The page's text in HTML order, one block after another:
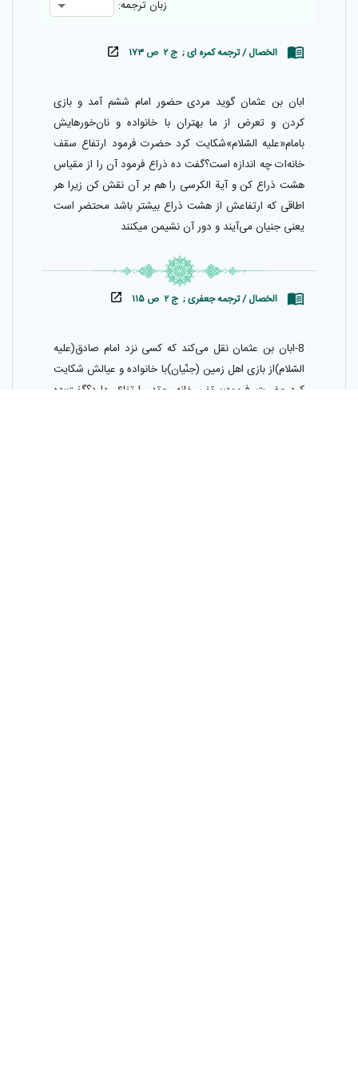
زبان ترجمه:
الخصال / ترجمه کمره ای ; ج ۲ ص ۱۷۳
ابان بن عثمان گويد مردى حضور امام ششم آمد و بازى
كردن و تعرض از ما بهتران با خانواده و نان‌خورهايش
بامام«عليه السّلام»شكايت كرد حضرت فرمود ارتفاع سقف
خانه‌ات چه اندازه است‌؟گفت ده ذراع فرمود آن را از مقياس
هشت ذراع كن و آية الكرسى را هم بر آن نقش كن زيرا هر
اطاقى كه ارتفاعش از هشت ذراع بيشتر باشد محتضر است
يعنى جنيان مى‌آيند و دور آن نشيمن ميكنند
الخصال / ترجمه جعفری ; ج ۲ ص ۱۱۵
8-ابان بن عثمان نقل مى‌كند كه كسى نزد امام صادق(عليه
السّلام)از بازى اهل زمين (جنّيان)با خانواده و عيالش شكايت
كرد،حضرت فرمود:سقف خانه چقدر ارتفاع دارد؟گفت:ده